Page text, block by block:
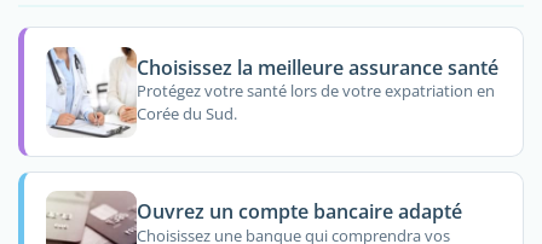
Choisissez la meilleure assurance santé
Protégez votre santé lors de votre expatriation en
Corée du Sud.
Ouvrez un compte bancaire adapté
Choisissez une banque qui comprendra vos